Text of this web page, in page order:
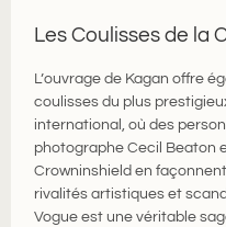
Les Coulisses de la
L’ouvrage de Kagan offre
coulisses du plus
international, où des
photographe Cecil Beaton
Crowninshield en
rivalités artistiques et
Vogue est une véritable